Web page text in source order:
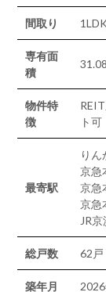
間取り
専有面
積
物件特
徴
ト可
最寄駅
り
京急
京急
京急
JR
総戸数 62戸
築年月